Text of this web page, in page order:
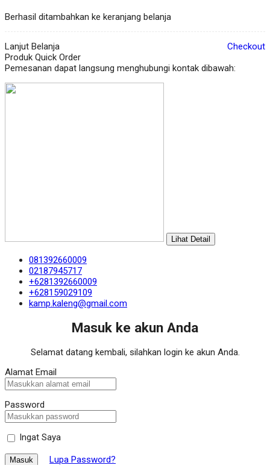
Berhasil ditambahkan ke keranjang belanja
Lanjut Belanja
Checkout
Produk Quick Order
Pemesanan dapat langsung menghubungi kontak dibawah:
Lihat Detail
081392660009
02187945717
+6281392660009
+628159029109
kamp.kaleng@gmail.com
Masuk ke akun Anda
Selamat datang kembali, silahkan login ke akun Anda.
Alamat Email
Password
Ingat Saya
Masuk Lupa Password?